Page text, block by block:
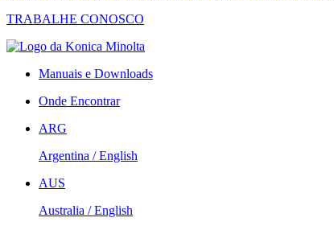
TRABALHE CONOSCO
Manuais e Downloads
Onde Encontrar
ARG
Argentina / English
AUS
Australia / English